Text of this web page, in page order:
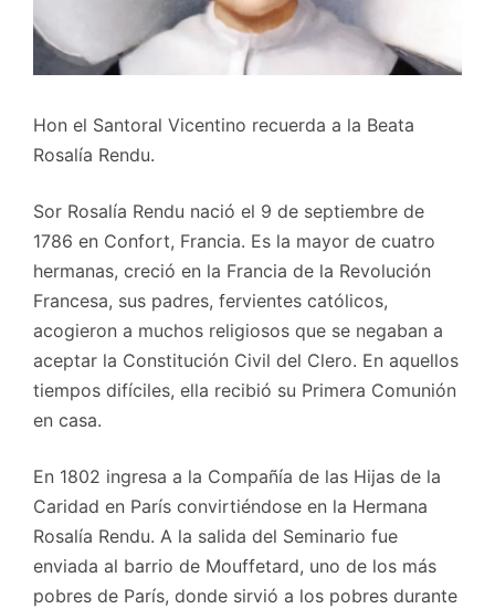
Hon el Santoral Vicentino recuerda a la Beata
Rosalía Rendu.
Sor Rosalía Rendu nació el 9 de septiembre de
1786 en Confort, Francia. Es la mayor de cuatro
hermanas, creció en la Francia de la Revolución
Francesa, sus padres, fervientes católicos,
acogieron a muchos religiosos que se negaban a
aceptar la Constitución Civil del Clero. En aquellos
tiempos difíciles, ella recibió su Primera Comunión
en casa.
En 1802 ingresa a la Compañía de las Hijas de la
Caridad en París convirtiéndose en la Hermana
Rosalía Rendu. A la salida del Seminario fue
enviada al barrio de Mouffetard, uno de los más
pobres de París, donde sirvió a los pobres durante